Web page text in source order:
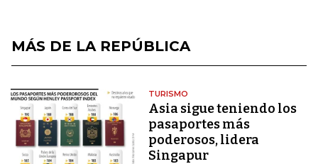
MÁS DE LA REPÚBLICA
TURISMO
Asia sigue teniendo los
pasaportes más
poderosos, lidera
Singapur